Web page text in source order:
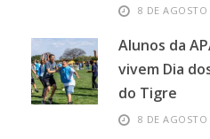
8 DE
Alunos da
vivem Dia
do Tigre
8 DE